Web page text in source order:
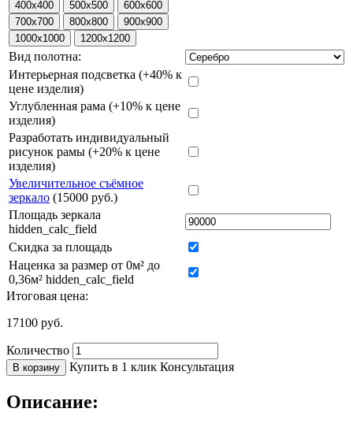
Вид полотна:
Интерьерная подсветка (+40% к
цене изделия)
Углубленная рама (+10% к цене
изделия)
Разработать индивидуальный
рисунок рамы (+20% к цене
изделия)
Увеличительное съёмное
зеркало (15000 руб.)
Площадь зеркала
hidden_calc_field
Скидка за площадь
Наценка за размер от 0м² до
0,36м² hidden_calc_field
Итоговая цена:
17100 руб.
Количество
В корзину Купить в 1 клик Консультация
Описание: